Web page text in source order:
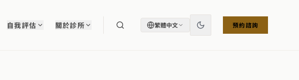
自我評估 關於診所 繁體中文 預約諮詢